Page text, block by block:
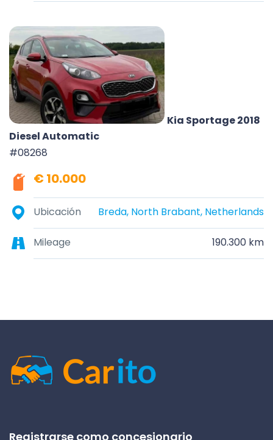
Kia Sportage 2018
Diesel Automatic
#08268
€ 10.000
Ubicación Breda, North Brabant, Netherlands
Mileage 190.300 km
Registrarse como concesionario